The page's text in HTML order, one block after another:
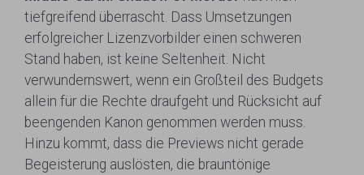
tiefgreifend überrascht. Dass Umsetzungen
erfolgreicher Lizenzvorbilder einen schweren
Stand haben, ist keine Seltenheit. Nicht
verwundernswert, wenn ein Großteil des Budgets
allein für die Rechte draufgeht und Rücksicht auf
beengenden Kanon genommen werden muss.
Hinzu kommt, dass die Previews nicht gerade
Begeisterung auslösten, die brauntönige